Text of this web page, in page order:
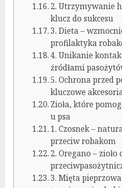
2. Utrzymywanie
klucz do sukcesu
3. Dieta –
profilaktyka
4. Unikanie
źródłami
5. Ochrona przed
kluczowe
Zioła, które
u psa
1. Czosnek –
przeciw robakom
2. Oregano –
3. Mięta